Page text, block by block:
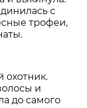
с
трофеи,
охотник.
и
до самого